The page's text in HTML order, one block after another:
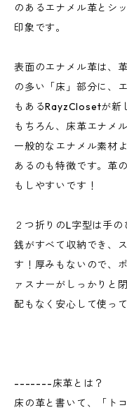
のあるエナメル革とシ
印象です。
表面のエナメル革は、
の多い「床」部分に、
もあるRayzClosetが新
もちろん、床革エナメ
一般的なエナメル素材
あるのも特徴です。革
もしやすいです！
２つ折りのL字型は手
銭がすべて収納でき、
す！厚みもないので、
ァスナーがしっかりと
配もなく安心して使っ
-------床革とは？
床の革と書いて、「ト